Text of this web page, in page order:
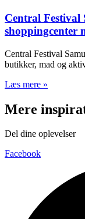
Central Festival
shoppingcenter
Central Festival
butikker, mad og
Læs mere »
Mere
Del dine oplevelser
Facebook